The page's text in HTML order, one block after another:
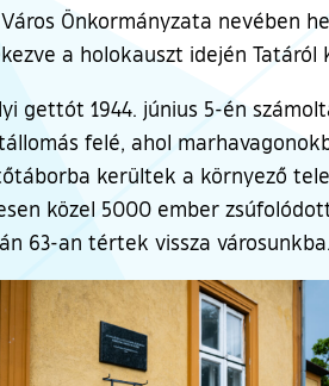
Önkormányzata nevében
a holokauszt idején
gettót 1944. június 5-én
felé, ahol
kerültek a környező
közel 5000 ember
63-an tértek vissza városunkba.
a galéria utánra